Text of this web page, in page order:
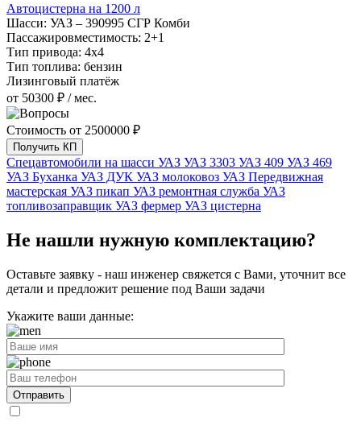
Автоцистерна на 1200 л
Шасси: УАЗ – 390995 СГР Комби
Пассажировместимость: 2+1
Тип привода: 4х4
Тип топлива: бензин
Лизинговый платёж
от 50300 ₽ / мес.
Стоимость от 2500000 ₽
Получить КП
Спецавтомобили на шасси УАЗ УАЗ 3303 УАЗ 409 УАЗ 469
УАЗ Буханка УАЗ ДУК УАЗ молоковоз УАЗ Передвижная
мастерская УАЗ пикап УАЗ ремонтная служба УАЗ
топливозаправщик УАЗ фермер УАЗ цистерна
Не нашли нужную комплектацию?
Оставьте заявку - наш инженер свяжется с Вами, уточнит все
детали и предложит решение под Ваши задачи
Укажите ваши данные: